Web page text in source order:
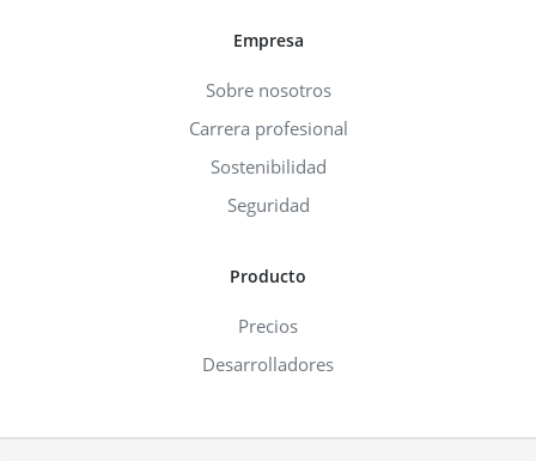
Empresa
Sobre nosotros
Carrera profesional
Sostenibilidad
Seguridad
Producto
Precios
Desarrolladores